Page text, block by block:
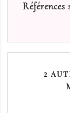
Références
2